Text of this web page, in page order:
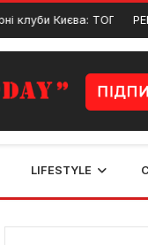
Києва: ТОП
LIFESTYLE